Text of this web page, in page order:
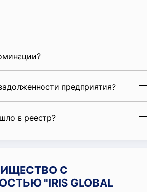
предприятия?
в реестр?
С
"IRIS GLOBAL